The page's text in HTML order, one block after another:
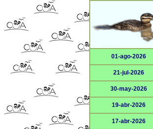
01-ago-2026
21-jul-2026
30-may-2026
19-abr-2026
17-abr-2026